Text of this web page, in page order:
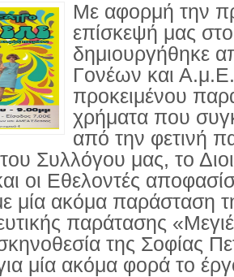
Με αφορμή την
επίσκεψή μας
δημιουργήθηκε
Γονέων και
προκειμένου
χρήματα που
από την φετινή
Συλλόγου μας, το
οι Εθελοντές
μία ακόμα παράσταση
παράτασης
της Σοφίας
μία ακόμα φορά το